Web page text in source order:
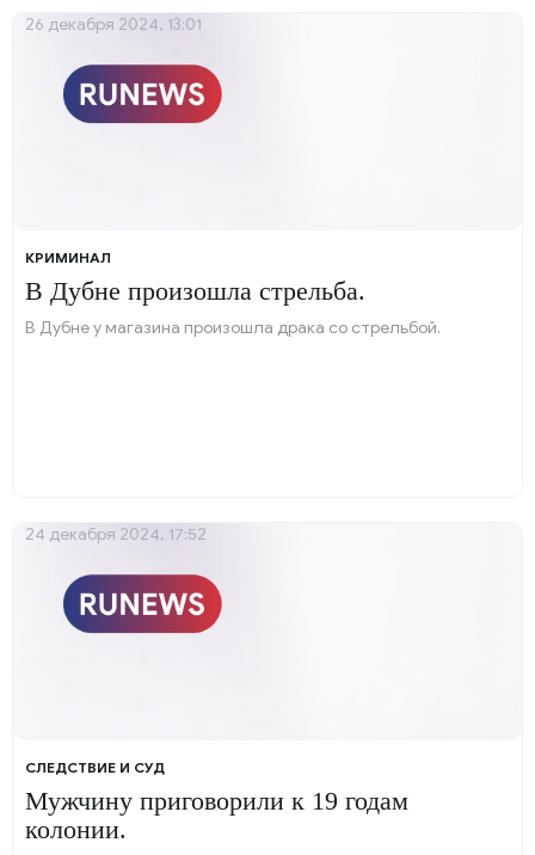
КРИМИНАЛ
В Дубне произошла стрельба.
В Дубне у магазина произошла драка со стрельбой.
26 декабря 2024, 13:01
СЛЕДСТВИЕ И СУД
Мужчину приговорили к 19 годам
колонии.
24 декабря 2024, 17:52